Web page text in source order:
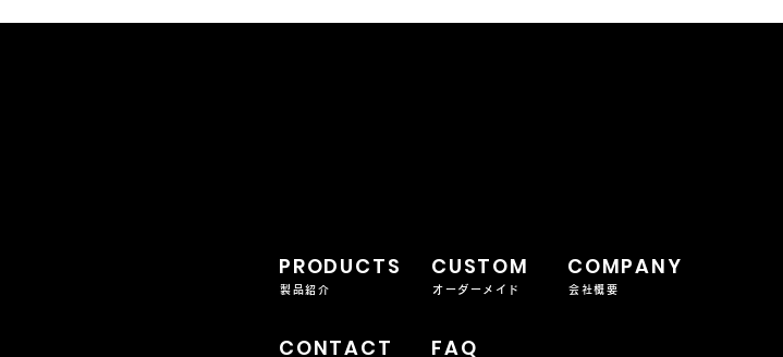
PRODUCTS
製品紹介
COMPANY
会社概要
CUSTOM
オーダーメイド
CONTACT FAQ